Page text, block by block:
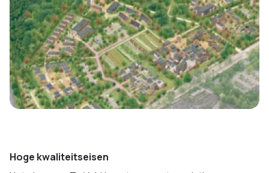
Hoge kwaliteitseisen